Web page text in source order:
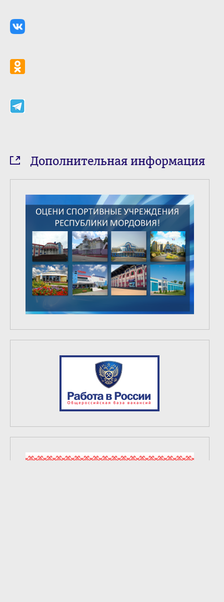
Дополнительная информация